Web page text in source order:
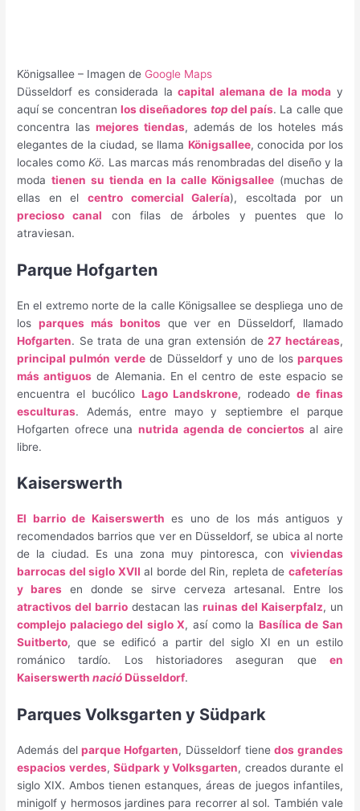
Königsallee – Imagen de Google Maps
Düsseldorf es considerada lacapital alemana de la moda y
aquí se concentran los diseñadores top del país. La calle que
concentra las mejores tiendas, además de los hoteles más
elegantes de la ciudad, se llama Königsallee, conocida por los
locales comoKö. Las marcas más renombradas del diseño y la
moda tienen su tienda en la calle Königsallee (muchas de
ellas en el centro comercial Galería), escoltada por un
precioso canal con filas de árboles y puentes que lo
atraviesan.
Parque Hofgarten
En el extremo norte de la calle Königsallee se despliega uno de
los parques más bonitosque ver en Düsseldorf, llamado
Hofgarten. Se trata de una gran extensión de27 hectáreas,
principal pulmón verdede Düsseldorf y uno de los parques
más antiguos de Alemania. En el centro de este espacio se
encuentra el bucólico Lago Landskrone, rodeadode finas
esculturas. Además, entre mayo y septiembre el parque
Hofgarten ofrece una nutrida agenda de conciertosal aire
libre.
Kaiserswerth
El barrio de Kaiserswerth es uno de los más antiguos y
recomendados barrios que ver en Düsseldorf, se ubica al norte
de la ciudad. Es una zona muy pintoresca, con viviendas
barrocas del siglo XVII al borde del Rin, repleta de cafeterías
y bares en donde se sirve cerveza artesanal. Entre los
atractivos del barrio destacan las ruinas del Kaiserpfalz, un
complejo palaciego del siglo X, así como la Basílica de San
Suitberto, que se edificó a partir del siglo XI en un estilo
románico tardío. Los historiadores aseguran que en
KaiserswerthnacióDüsseldorf.
Parques Volksgarten y Südpark
Además delparque Hofgarten, Düsseldorf tienedos grandes
espacios verdes,Südpark y Volksgarten, creados durante el
siglo XIX. Ambos tienen estanques, áreas de juegos infantiles,
minigolf y hermosos jardines para recorrer al sol. También vale